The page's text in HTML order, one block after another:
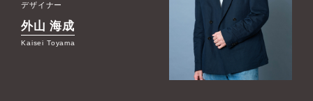
デザイナー
外山 海成
Kaisei Toyama